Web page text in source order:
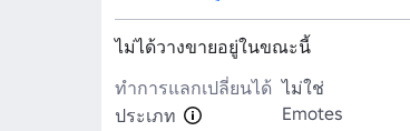
ไม่ได้วางขายอยู่ในขณะนี้
ทำการแลกเปลี่ยนได้ ไม่ใช่
ประเภท
Emotes